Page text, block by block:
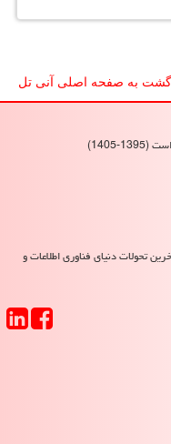
به صفحه اصلی آنی تل
تحولات دنیای فناوری اطلاعات و